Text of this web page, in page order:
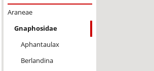
Araneae
Gnaphosidae
Aphantaulax
Berlandina